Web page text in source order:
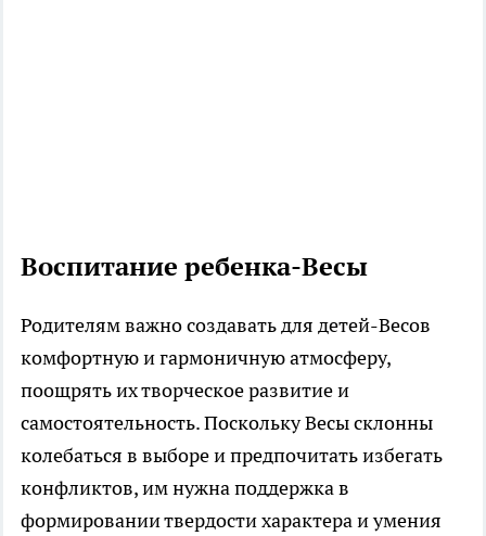
Воспитание ребенка-Весы
Родителям важно создавать для детей-Весов
комфортную и гармоничную атмосферу,
поощрять их творческое развитие и
самостоятельность. Поскольку Весы склонны
колебаться в выборе и предпочитать избегать
конфликтов, им нужна поддержка в
формировании твердости характера и умения